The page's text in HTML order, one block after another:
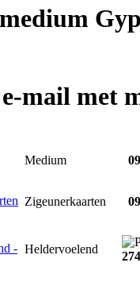
medium
mail met
Medium
Zigeunerkaarten
Heldervoelend